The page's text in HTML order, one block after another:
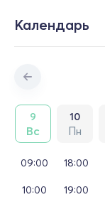
Календарь
9
Вс
10
Пн
09:00
10:00
18:00
19:00